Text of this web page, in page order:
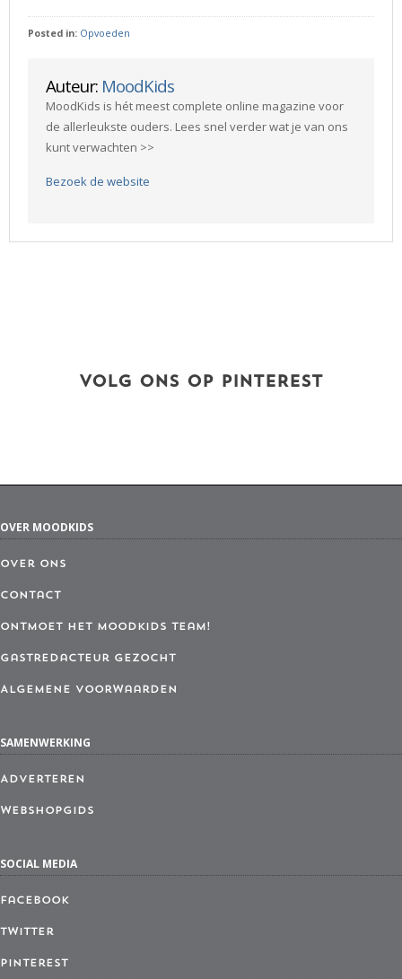
Posted in: Opvoeden
Auteur: MoodKids
MoodKids is hét meest complete online magazine voor
de allerleukste ouders. Lees snel verder wat je van ons
kunt verwachten >>
Bezoek de website
VOLG ONS OP PINTEREST
OVER MOODKIDS
Over ons
Contact
Ontmoet het MoodKids Team!
Gastredacteur gezocht
Algemene Voorwaarden
SAMENWERKING
Adverteren
Webshopgids
SOCIAL MEDIA
Facebook
Twitter
Pinterest